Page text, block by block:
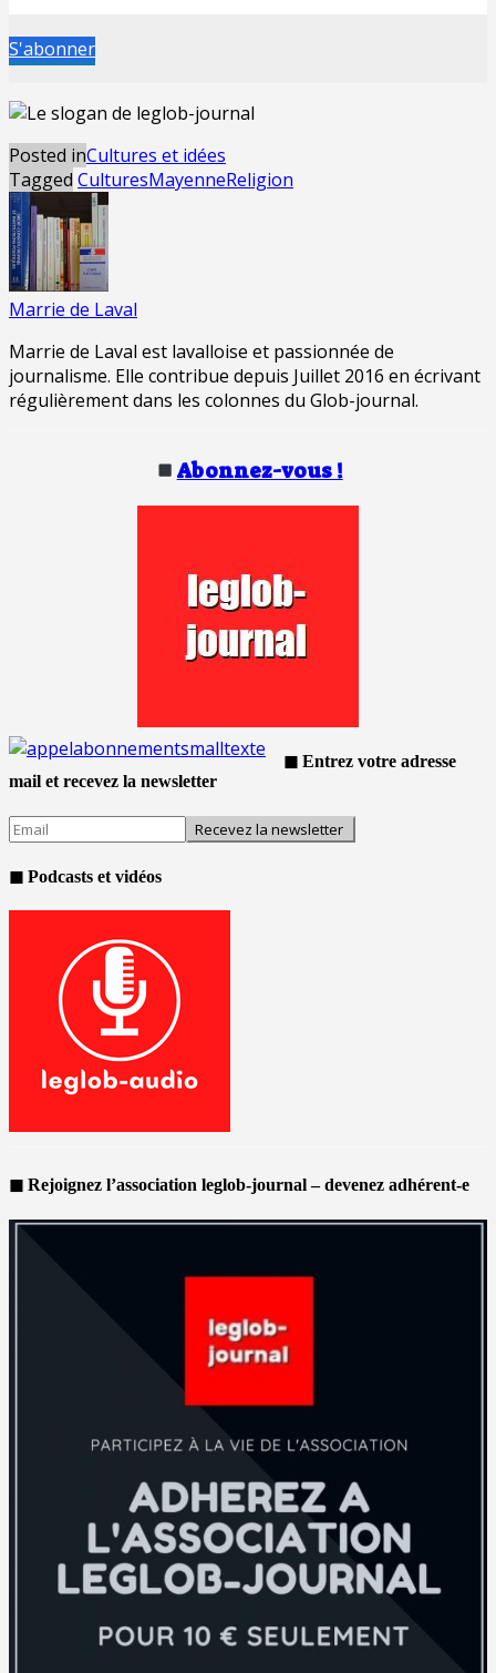
S'abonner
Posted inCultures et idées
Tagged CulturesMayenneReligion
Marrie de Laval
Marrie de Laval est lavalloise et passionnée de
journalisme. Elle contribue depuis Juillet 2016 en écrivant
régulièrement dans les colonnes du Glob-journal.
Abonnez-vous !
◼ Entrez votre adresse
mail et recevez la newsletter
◼ Podcasts et vidéos
◼ Rejoignez l’association leglob-journal – devenez adhérent-e